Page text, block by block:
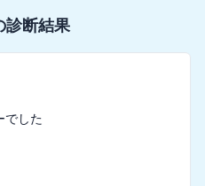
診断結果
でした